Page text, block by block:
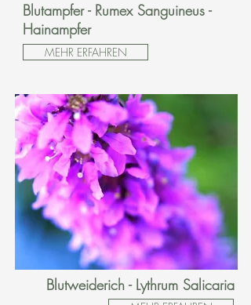
Blutampfer - Rumex Sanguineus -
Hainampfer
MEHR ERFAHREN
Blutweiderich - Lythrum Salicaria